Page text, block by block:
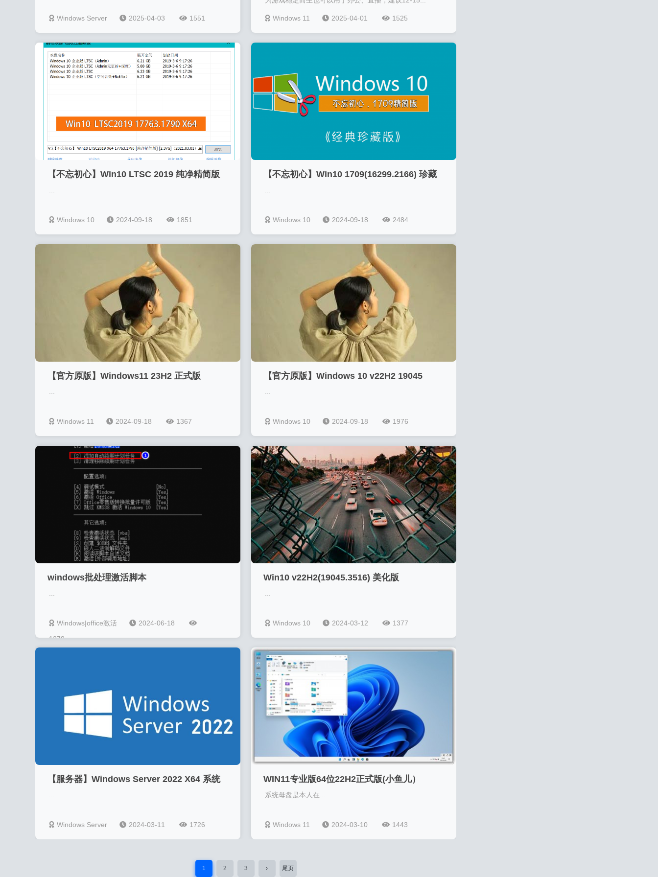
Windows Server 2025-04-03 1551 Windows 11 2025-04-01 1525
【不忘初心】Win10 ​​​​LTSC 2019 纯净精简版
Windows 10 2024-09-18 1851
【不忘初心】Win10 1709(16299.2166) 珍藏
终结版
Windows 10 2024-09-18 2484
【官方原版】Windows11 23H2 正式版
v22631.4037
Windows 11 2024-09-18 1367
【官方原版】Windows 10 v22H2 19045
Windows 10 2024-09-18 1976
windows批处理激活脚本
Windows|office激活
2024-06-18
1278
Win10 v22H2(19045.3516) 美化版
Windows 10 2024-03-12 1377
【服务器】Windows Server 2022 X64 系统
Windows Server 2024-03-11 1726
WIN11专业版64位22H2正式版(小鱼儿）
系统母盘是本人在...
Windows 11 2024-03-10 1443
1 2 3 › 尾页